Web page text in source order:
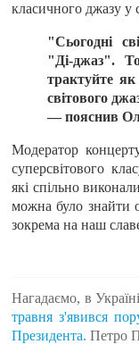
класичного джазу у
"Сьогодні
"Ді-джаз".
трактуйте як
світового
— пояснив
Модератор
суперсвітового
які спільно
можна було знайти
зокрема на наш
Нагадаємо, в
травня з'явився
Президента. Петро